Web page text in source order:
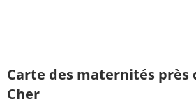
Carte des maternités près
Cher